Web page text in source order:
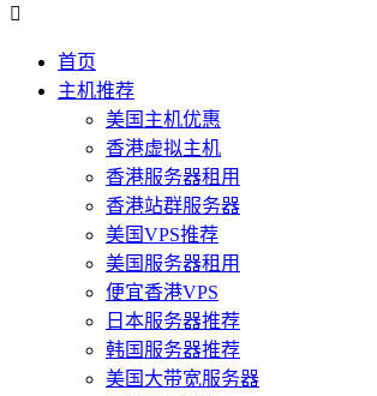

首页
主机推荐
美国主机优惠
香港虚拟主机
香港服务器租用
香港站群服务器
美国VPS推荐
美国服务器租用
便宜香港VPS
日本服务器推荐
韩国服务器推荐
美国大带宽服务器